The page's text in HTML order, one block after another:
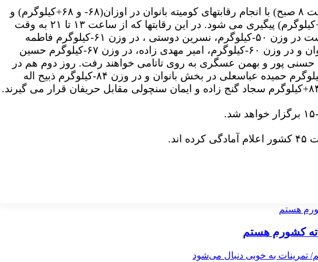
روز دوم هم پس از وزنکشی(ساعت ۸ صبح) با انجام رقابتهای کومیته بانوان در اوزان(۶۸- و ۶۸+کیلوگرم) و
در این رقابتها که از ساعت ۱۳ تا ۲۱ به وقت
محلی برگزار خواهد شد، روز نخست در وزن ۵۰-کیلوگرم، نسرین دوستی ، در وزن ۶۱-کیلوگرم فاطمه
چالاکی و رزیتا علیپور در بخش بانوان و در وزن ۶۰-کیلوگرم، امیر مهدی زاده، در وزن ۶۷-کیلوگرم حسین
روز دوم هم در
وزن ۶۸-پگاه زنگنه، در وزن ۶۸+کیلوگرم حمیده عباسعلی در بخش بانوان و در وزن ۸۴-کیلوگرم ذبیح اله
هستم
کشورم هستم
تمرینات به خوبی دنبال می‌شود